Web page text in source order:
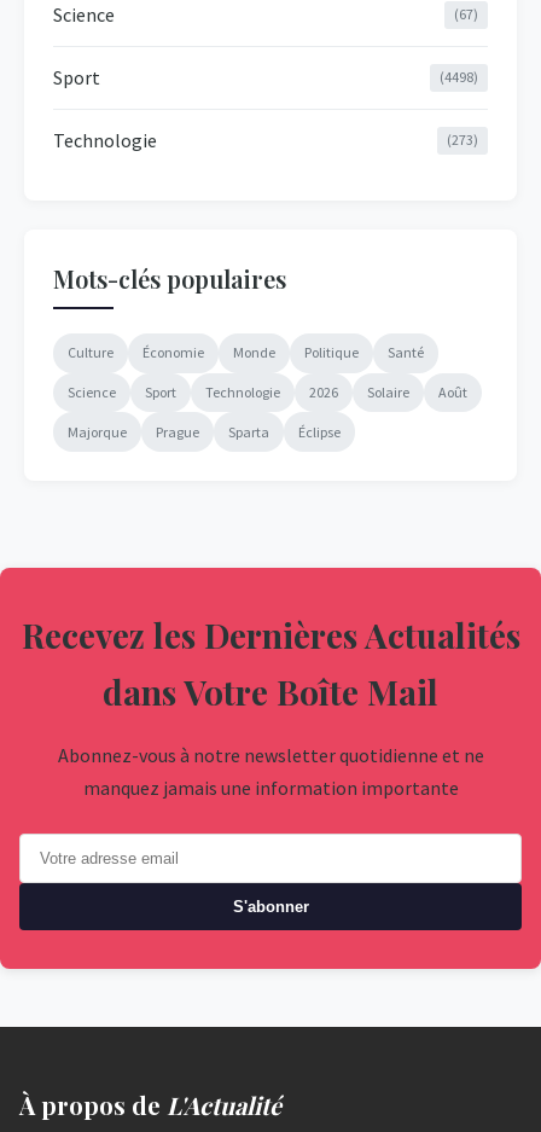
Science (67)
Sport (4498)
Technologie (273)
Mots-clés populaires
Culture Économie Monde Politique Santé
Science Sport Technologie 2026 Solaire Août
Majorque Prague Sparta Éclipse
Recevez les Dernières Actualités
dans Votre Boîte Mail
Abonnez-vous à notre newsletter quotidienne et ne
manquez jamais une information importante
S'abonner
À propos de L'Actualité